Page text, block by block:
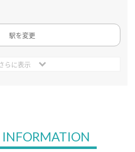
駅を変更
らに表示
INFORMATION